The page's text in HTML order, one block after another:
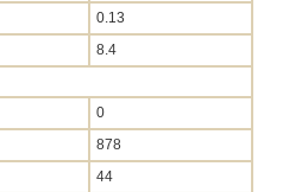
0.13
8.4
0
878
44